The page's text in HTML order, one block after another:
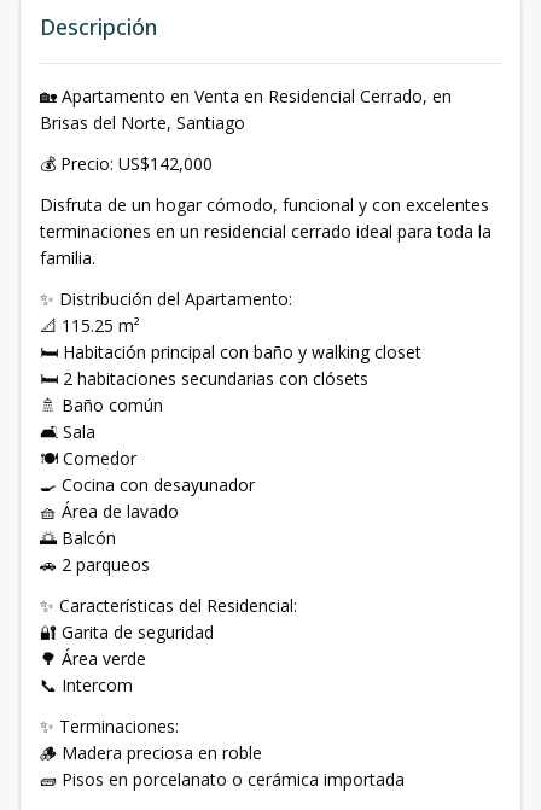
Descripción
🏡 Apartamento en Venta en Residencial Cerrado, en
Brisas del Norte, Santiago
💰 Precio: US$142,000
Disfruta de un hogar cómodo, funcional y con excelentes
terminaciones en un residencial cerrado ideal para toda la
familia.
✨ Distribución del Apartamento:
📐 115.25 m²
🛏️ Habitación principal con baño y walking closet
🛏️ 2 habitaciones secundarias con clósets
🚿 Baño común
🛋️ Sala
🍽️ Comedor
🍳 Cocina con desayunador
🧺 Área de lavado
🌅 Balcón
🚗 2 parqueos
✨ Características del Residencial:
🔐 Garita de seguridad
🌳 Área verde
📞 Intercom
✨ Terminaciones:
🪵 Madera preciosa en roble
🧱 Pisos en porcelanato o cerámica importada